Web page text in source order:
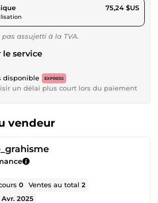
pour 69,34 $US 75,24 $US
pas assujetti à la TVA.
le service
disponible EXPRESS
un délai plus court lors du paiement
vendeur
0 Ventes au total2
Avr. 2025